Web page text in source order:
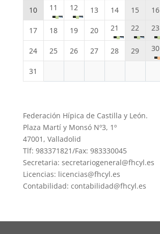
10 11 12 13 14 15 16
17 18 19 20 21 22 23
24 25 26 27 28 29 30
31
Federación Hípica de Castilla y León.
Plaza Martí y Monsó Nº3, 1º
47001, Valladolid
Tlf: 983371821/Fax: 983330045
Secretaria: secretariogeneral@fhcyl.es
Licencias: licencias@fhcyl.es
Contabilidad: contabilidad@fhcyl.es